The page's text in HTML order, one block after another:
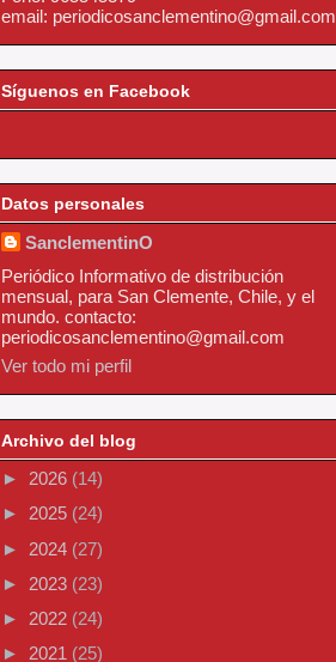
email: periodicosanclementino@gmail.com
Síguenos en Facebook
Datos personales
SanclementinO
Periódico Informativo de distribución
mensual, para San Clemente, Chile, y el
mundo. contacto:
periodicosanclementino@gmail.com
Ver todo mi perfil
Archivo del blog
► 2026 (14)
► 2025 (24)
► 2024 (27)
► 2023 (23)
► 2022 (24)
► 2021 (25)